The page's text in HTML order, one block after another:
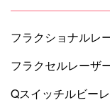
フラクショナルレ
フラクセルレーザ
Qスイッチルビー